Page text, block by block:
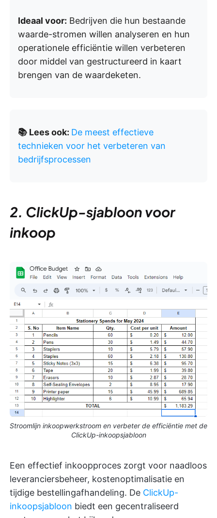
Ideaal voor: Bedrijven die hun bestaande
waarde-stromen willen analyseren en hun
operationele efficiëntie willen verbeteren
door middel van gestructureerd in kaart
brengen van de waardeketen.
📚 Lees ook: De meest effectieve
technieken voor het verbeteren van
bedrijfsprocessen
2. ClickUp-sjabloon voor
inkoop
Stroomlijn inkoopwerkstroom en verbeter de efficiëntie met de
ClickUp-inkoopsjabloon
Een effectief inkoopproces zorgt voor naadloos
leveranciersbeheer, kostenoptimalisatie en
tijdige bestellingafhandeling. De ClickUp-
inkoopsjabloon biedt een gecentraliseerd